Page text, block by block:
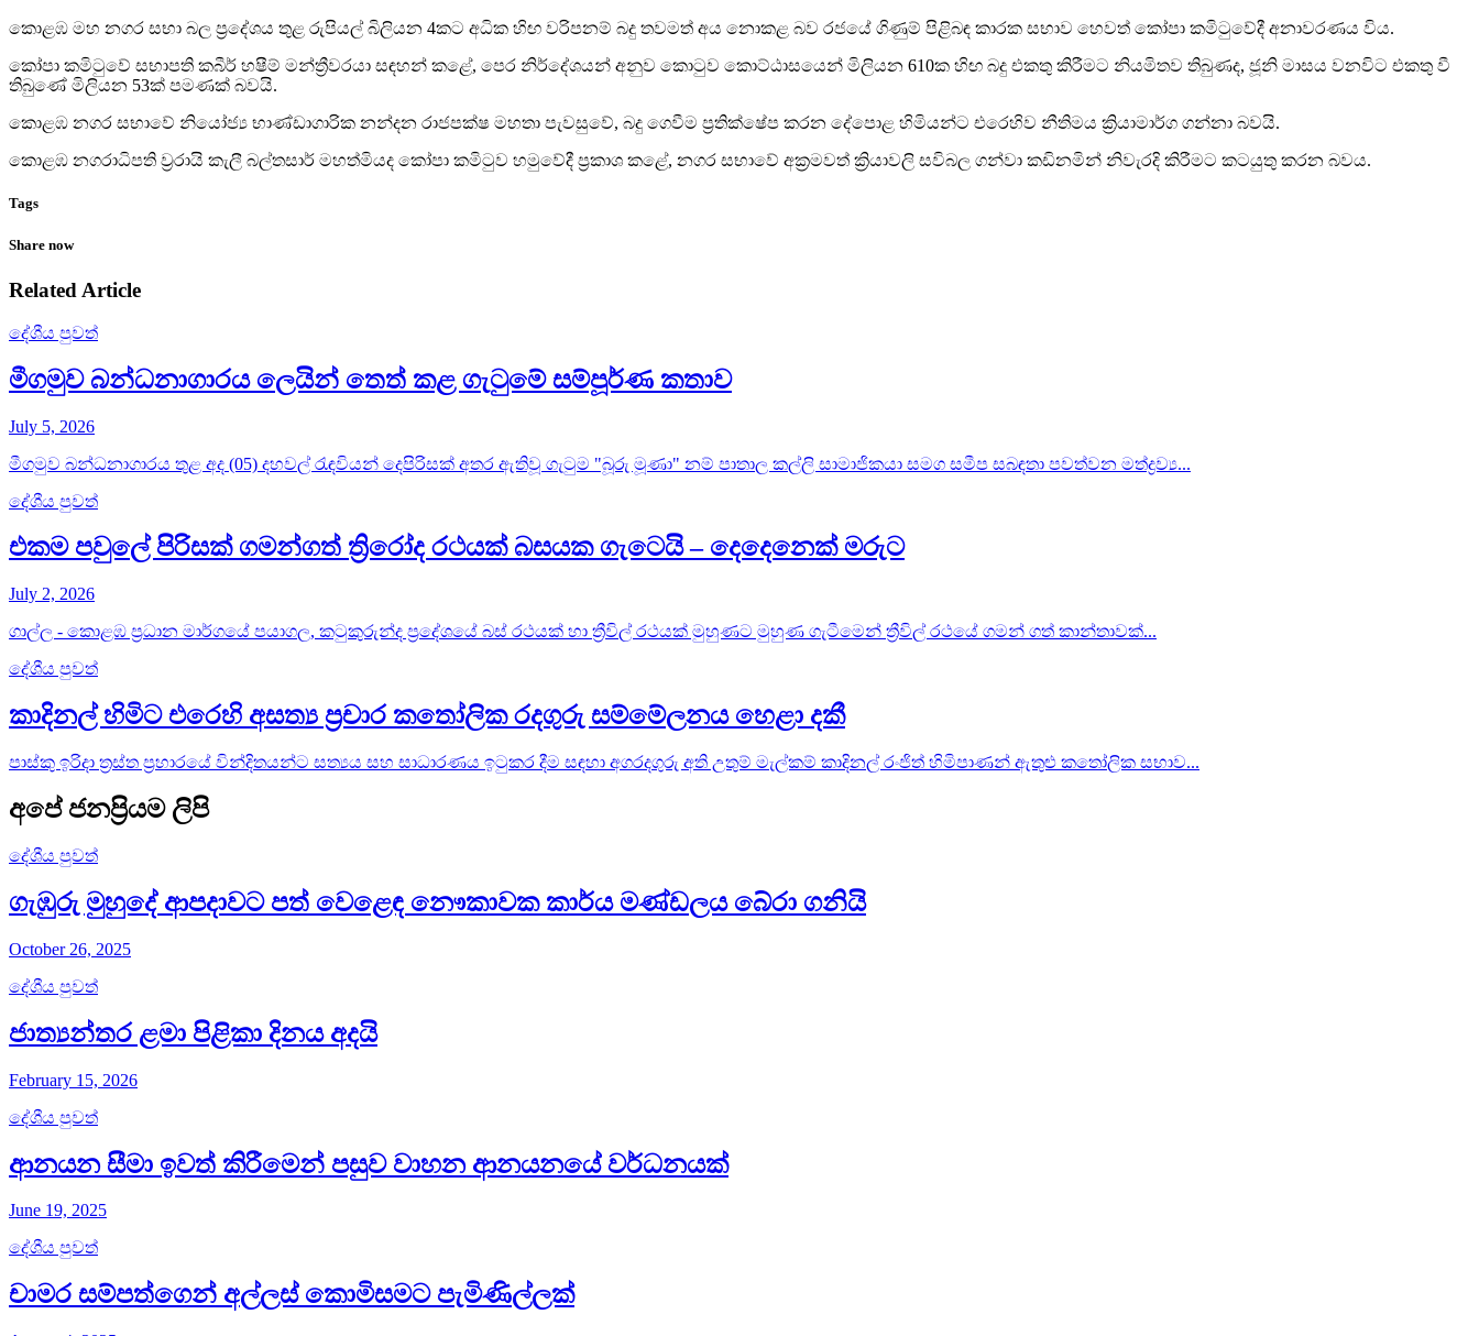
කොළඹ මහ නගර සභා බල ප්‍රදේශය තුළ රුපියල් බිලියන 4කට අධික හිඟ වරිපනම් බදු තවමත් අය නොකළ බව රජයේ ගිණුම් පිළිබඳ කාරක සභාව හෙවත් කෝපා කමිටුවේදී අනාවරණය විය.
කෝපා කමිටුවේ සභාපති කබීර් හෂීම් මන්ත්‍රීවරයා සඳහන් කළේ, පෙර නිර්දේශයන් අනුව කොටුව කොට්ඨාසයෙන් මිලියන 610ක හිඟ බදු එකතු කිරීමට නියමිතව තිබුණද, ජූනි මාසය වනවිට එකතු වී
තිබුණේ මිලියන 53ක් පමණක් බවයි.
කොළඹ නගර සභාවේ නියෝජ්‍ය භාණ්ඩාගාරික නන්දන රාජපක්ෂ මහතා පැවසුවේ, බදු ගෙවීම ප්‍රතික්ෂේප කරන දේපොළ හිමියන්ට එරෙහිව නීතිමය ක්‍රියාමාර්ග ගන්නා බවයි.
කොළඹ නගරාධිපති ව්‍රරායි කැලී බල්තසාර් මහත්මියද කෝපා කමිටුව හමුවේදී ප්‍රකාශ කළේ, නගර සභාවේ අක්‍රමවත් ක්‍රියාවලි සවිබල ගන්වා කඩිනමින් නිවැරදි කිරීමට කටයුතු කරන බවය.
Tags
Share now
Related Article
දේශීය පුවත්
මීගමුව බන්ධනාගාරය ලෙයින් තෙත් කළ ගැටුමේ සම්පූර්ණ කතාව
July 5, 2026
මීගමුව බන්ධනාගාරය තුළ අද (05) දහවල් රැඳවියන් දෙපිරිසක් අතර ඇතිවූ ගැටුම "බූරු මූණා" නම් පාතාල කල්ලි සාමාජිකයා සමග සමීප සබඳතා පවත්වන මත්ද්‍රව්‍ය...
දේශීය පුවත්
එකම පවුලේ පිරිසක් ගමන්ගත් ත්‍රිරෝද රථයක් බසයක ගැටෙයි – දෙදෙනෙක් මරුට
July 2, 2026
ගාල්ල - කොළඹ ප්‍රධාන මාර්ගයේ පයාගල, කටුකුරුන්ද ප්‍රදේශයේ බස් රථයක් හා ත්‍රීවිල් රථයක් මුහුණට මුහුණ ගැටීමෙන් ත්‍රීවිල් රථයේ ගමන් ගත් කාන්තාවක්...
දේශීය පුවත්
කාදිනල් හිමිට එරෙහි අසත්‍ය ප්‍රචාර කතෝලික රදගුරු සම්මේලනය හෙළා දකී
පාස්කු ඉරිදා ත්‍රස්ත ප්‍රහාරයේ වින්දිතයන්ට සත්‍යය සහ සාධාරණය ඉටුකර දීම සඳහා අගරදගුරු අති උතුම් මැල්කම් කාදිනල් රංජිත් හිමිපාණන් ඇතුළු කතෝලික සභාව...
අපේ ජනප්‍රියම ලිපි
දේශීය පුවත්
ගැඹුරු මුහුදේ ආපදාවට පත් වෙළෙඳ නෞකාවක කාර්ය මණ්ඩලය බේරා ගනියි
October 26, 2025
දේශීය පුවත්
ජාත්‍යන්තර ළමා පිළිකා දිනය අදයි
February 15, 2026
දේශීය පුවත්
ආනයන සීමා ඉවත් කිරීමෙන් පසුව වාහන ආනයනයේ වර්ධනයක්
June 19, 2025
දේශීය පුවත්
චාමර සම්පත්ගෙන් අල්ලස් කොමිසමට පැමිණිල්ලක්